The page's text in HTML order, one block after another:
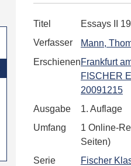
Titel
Essays II
Verfasser
Mann,
ErschienenFrankfurt
FISCHER
20091215
Ausgabe
1. Auflage
Umfang
1 Online-
Seiten)
Serie
Fischer